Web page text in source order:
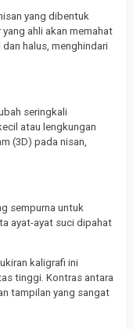
yang dibentuk
ahli akan memahat
halus, menghindari
seringkali
atau lengkungan
(3D) pada nisan,
sempurna untuk
ayat-ayat suci dipahat
kaligrafi ini
tinggi. Kontras antara
tampilan yang sangat